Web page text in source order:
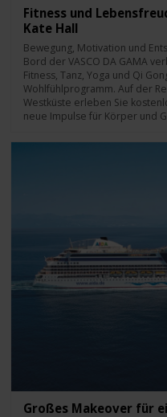
Fitness und
Kate Hall
Bewegung, Motivation und
Bord der VASCO DA GAMA
Fitness, Tanz, Yoga und Qi
Wohlfühlprogramm. Auf der
Westküste erleben Sie
neue Impulse für Körper und
Großes Makeover für